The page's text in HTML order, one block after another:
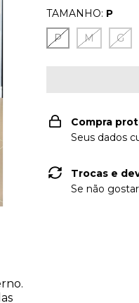
TAMANHO: P
P
M G
Compra
Seus dados
Trocas e
Se não